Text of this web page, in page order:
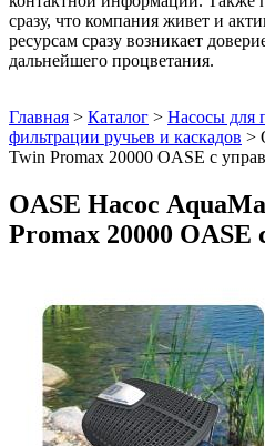
сразу, что компания живет и
ресурсам сразу возникает
дальнейшего процветания.
Главная > Каталог > Насосы для
фильтрации ручьев и каскадов >
Twin Promax 20000 OASE с
OASE Насос
Promax 20000 OASE